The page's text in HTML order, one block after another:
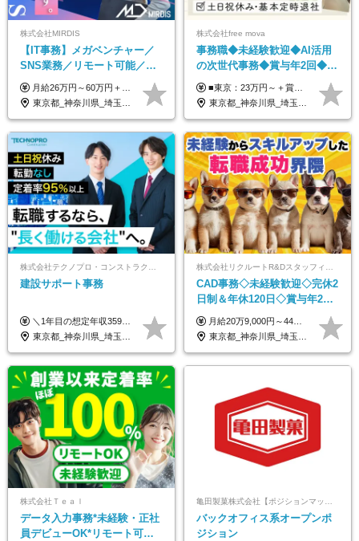
株式会社MIRDIS
【IT事務】メガベンチャー／
SNS業務／リモート可能／未
経験◎
月給26万円～60万円＋賞与1回＋各種手当 ★Point：経験者の方は100％年収UPでの待遇提示も可能！ ※試用期間6カ月 ※期間中は月給20万円以上～スタート ※期間中は契約社員
東京都_神奈川県_埼玉県_千葉県
株式会社free mova
事務職◆未経験歓迎◆AI活用
の次世代事務◆賞与年2回◆ネ
イルOK◆残業なし/4JIM
■東京：23万円～＋賞与年2回 ■その他：22万円～＋賞与年2回 ※給与はスキル・経験・能力を考慮して決定します。 ※残業代は別途支給いたします。 ※実績により随時基本給アップが可能。 入社1年で8～9万円上がった実績もあります！ ＜各種手当＞ ■皆勤手当（インセンティブ） ■交通費全額支給 ■資格祝い金（1万円～4万円） └MOS、日商簿記、TOEIC、秘書検定、ITパスポートなど
東京都_神奈川県_埼玉県_千葉県_大阪府_愛知県_北海道_青森県_岩手県_宮城県_秋田県_山形県_福島県_茨城県_栃木県_群馬県_新潟県_山梨県_長野県_富山県_石川県_福井県_静岡県_岐阜県_三重県_兵庫県_京都府_滋賀県_奈良県_和歌山県_広島県_岡山県_鳥取県_島根県_山口県_徳島県_香川県_愛媛県_高知県_福岡県_熊本県_佐賀県_長崎県_大分県_宮崎県_鹿児島県_沖縄県
株式会社テクノプロ・コンストラクション
建設サポート事務
＼1年目の想定年収359万円～407万円／ 下記(1)～(3)のいずれかを、ご希望や適性を考慮したうえで決定します。 (1)月給23万1,000円＋賞与年2回（計2ヶ月分） (2)月給26万5,000円＋賞与なし （一律支給の業績手当6万6,200円を含む） (3)月給29万5,675円＋賞与なし （一律支給の業績手当6万6,200円＋固定残業手当15時間分／3万675円を含む※超過分は別途支給） ▼(3)の場合の入社時研修中の給与 月給26万5,000円＋賞与なし （一律支給の業績手当6万6,200円を含む） ※試用期間は2ヶ月間です。 期間中の給与・待遇に変更はありません。
東京都_神奈川県_埼玉県_千葉県_大阪府_愛知県_北海道_青森県_岩手県_宮城県_秋田県_山形県_福島県_茨城県_栃木県_群馬県_新潟県_山梨県_長野県_富山県_石川県_福井県_静岡県_岐阜県_三重県_兵庫県_京都府_滋賀県_奈良県_和歌山県_広島県_岡山県_鳥取県_島根県_山口県_徳島県_香川県_愛媛県_高知県_福岡県_熊本県_佐賀県_長崎県_大分県_宮崎県_鹿児島県_沖縄県
株式会社リクルートR&Dスタッフィング【リクルートグループ】
CAD事務◇未経験歓迎◇完休2
日制＆年休120日◇賞与年2回
◇住宅手当制度・社員寮あ
り/j1
月給20万9,000円～44万円 ※試用期間6カ月あり（期間中の待遇に変更なし） ※経験・能力・前給を考慮の上、決定いたします ※時間外手当100％支給 ※派遣就業先が変更となる場合には、就業規則、労使協定等に基づき賃金が変更となる可能性があります
東京都_神奈川県_埼玉県_千葉県_大阪府_愛知県_青森県_岩手県_宮城県_秋田県_山形県_福島県_茨城県_栃木県_群馬県_山梨県_長野県_福井県_静岡県_岐阜県_三重県_兵庫県_京都府_滋賀県_奈良県_広島県_岡山県_山口県_香川県_福岡県_熊本県_佐賀県_長崎県_大分県_宮崎県_鹿児島県
株式会社Ｔｅａｌ
データ入力事務*未経験・正社
員デビューOK*リモート可能*
バックオフィス系オープンポ
ジション